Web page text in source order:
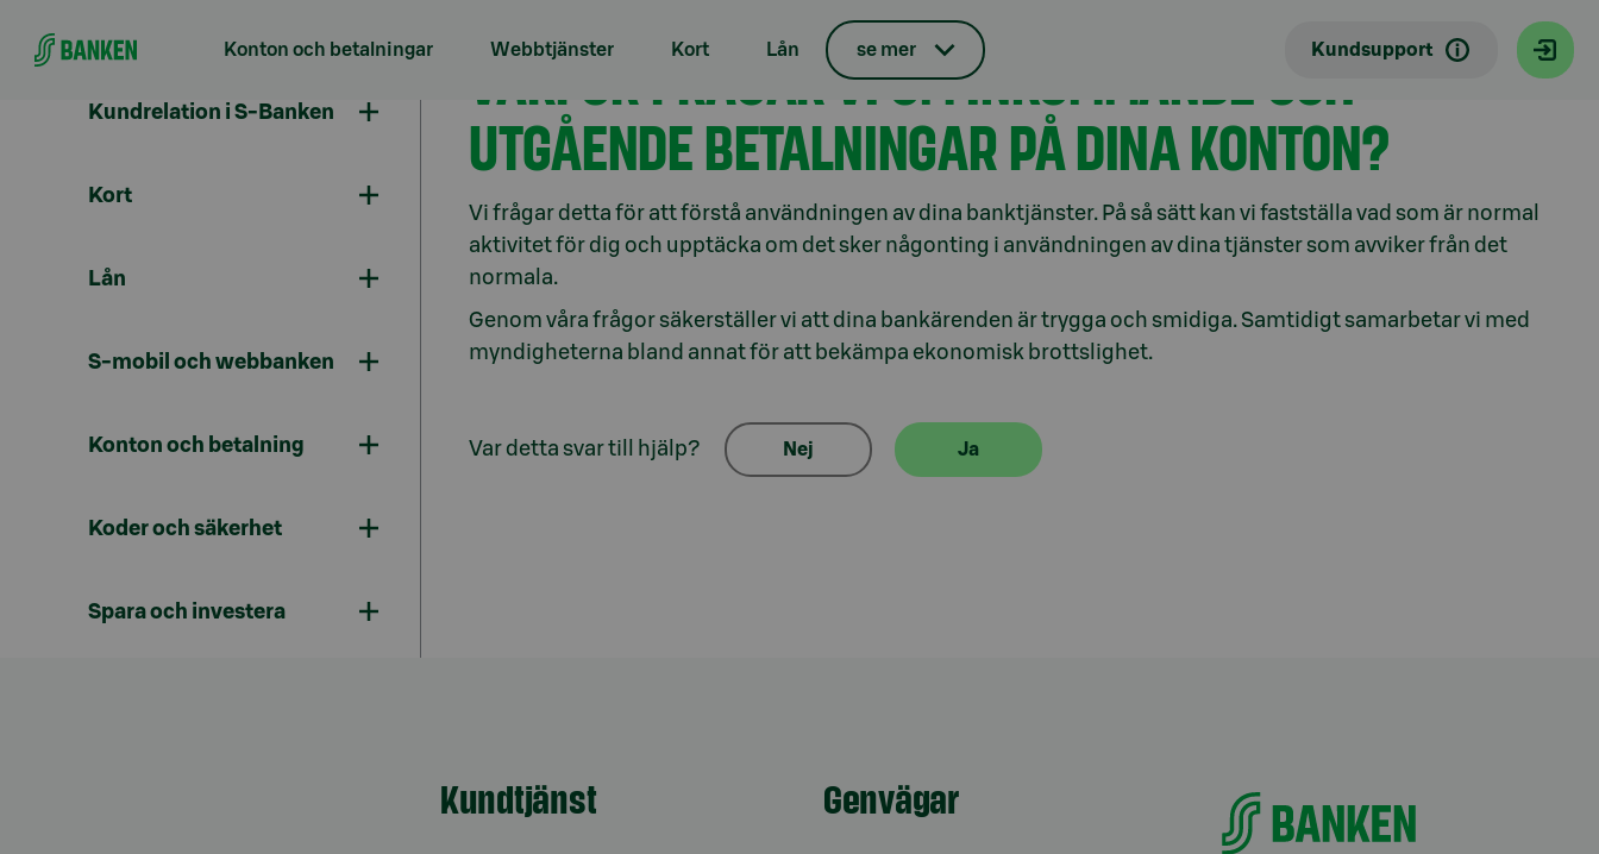
Konton och betalningar Webbtjänster Kort Lån se mer Kundsupport
Kundrelation i S-Banken
Kort
Lån
S-mobil och webbanken
Konton och betalning
Koder och säkerhet
Spara och investera
VARFÖR FRÅGAR VI OM INKOMMANDE OCH
UTGÅENDE BETALNINGAR PÅ DINA KONTON?
Vi frågar detta för att förstå användningen av dina banktjänster. På så sätt kan vi fastställa vad som är normal
aktivitet för dig och upptäcka om det sker någonting i användningen av dina tjänster som avviker från det
normala.
Genom våra frågor säkerställer vi att dina bankärenden är trygga och smidiga. Samtidigt samarbetar vi med
myndigheterna bland annat för att bekämpa ekonomisk brottslighet.
Var detta svar till hjälp? Nej Ja
Kundtjänst Genvägar